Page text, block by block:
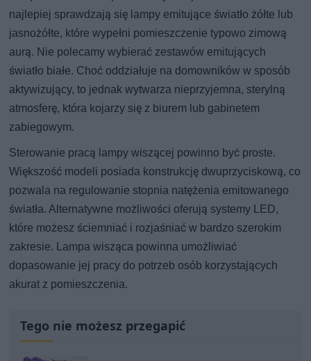
najlepiej sprawdzają się lampy emitujące światło żółte lub
jasnożółte, które wypełni pomieszczenie typowo zimową
aurą. Nie polecamy wybierać zestawów emitujących
światło białe. Choć oddziałuje na domowników w sposób
aktywizujący, to jednak wytwarza nieprzyjemna, sterylną
atmosferę, która kojarzy się z biurem lub gabinetem
zabiegowym.
Sterowanie pracą lampy wiszącej powinno być proste.
Większość modeli posiada konstrukcję dwuprzyciskową, co
pozwala na regulowanie stopnia natężenia emitowanego
światła. Alternatywne możliwości oferują systemy LED,
które możesz ściemniać i rozjaśniać w bardzo szerokim
zakresie. Lampa wisząca powinna umożliwiać
dopasowanie jej pracy do potrzeb osób korzystających
akurat z pomieszczenia.
Tego nie możesz przegapić